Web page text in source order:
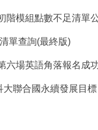
階模組點數不足清單
單查詢(最終版)
六場英語角落報名成
大聯合國永續發展目